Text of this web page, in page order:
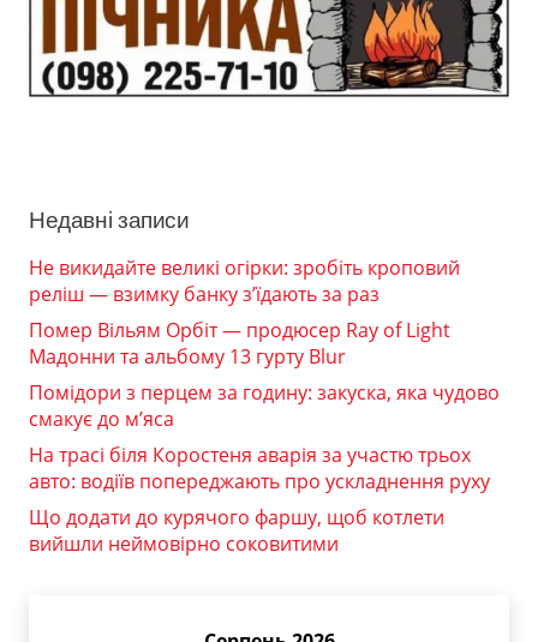
Недавні записи
Не викидайте великі огірки: зробіть кроповий
реліш — взимку банку з’їдають за раз
Помер Вільям Орбіт — продюсер Ray of Light
Мадонни та альбому 13 гурту Blur
Помідори з перцем за годину: закуска, яка чудово
смакує до м’яса
На трасі біля Коростеня аварія за участю трьох
авто: водіїв попереджають про ускладнення руху
Що додати до курячого фаршу, щоб котлети
вийшли неймовірно соковитими